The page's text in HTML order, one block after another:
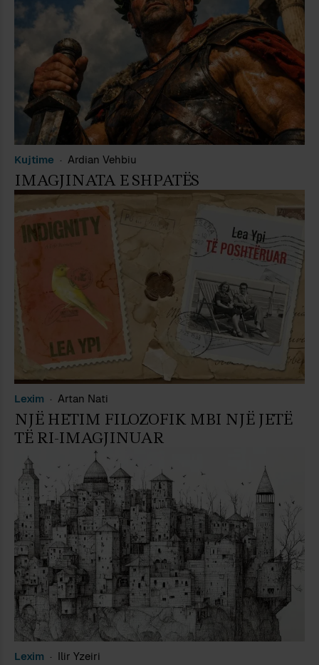
Kujtime Ardian Vehbiu
IMAGJINATA E SHPATËS
Lexim Artan Nati
NJË HETIM FILOZOFIK MBI NJË JETË
TË RI-IMAGJINUAR
Lexim Ilir Yzeiri